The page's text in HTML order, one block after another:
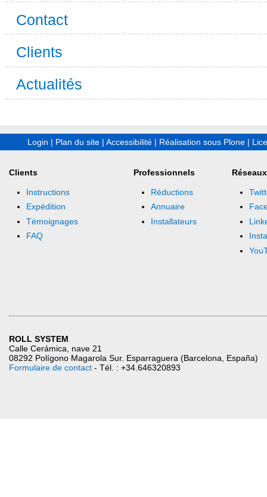
Contact
Clients
Actualités
Login | Plan du site| Accessibilité| Réalisation sous Plone|
Clients
Instructions
Expédition
Témoignages
FAQ
Professionnels
Réductions
Annuaire
Installateurs
Réseaux
ROLL SYSTEM
Calle Cerámica, nave 21
08292 Polígono Magarola Sur. Esparraguera (Barcelona, España)
Formulaire de contact- Tél. : +34.646320893